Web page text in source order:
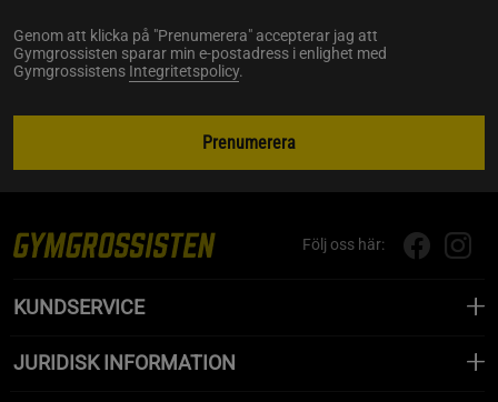
Genom att klicka på "Prenumerera" accepterar jag att
Gymgrossisten sparar min e-postadress i enlighet med
Gymgrossistens Integritetspolicy.
Prenumerera
Följ oss här:
KUNDSERVICE
JURIDISK INFORMATION